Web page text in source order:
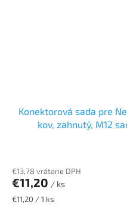
Konektorová sada pre
kov, zahnutý, M12
€13,78 vrátane DPH
€11,20 / ks
Jednotková
€11,20 / 1 ks